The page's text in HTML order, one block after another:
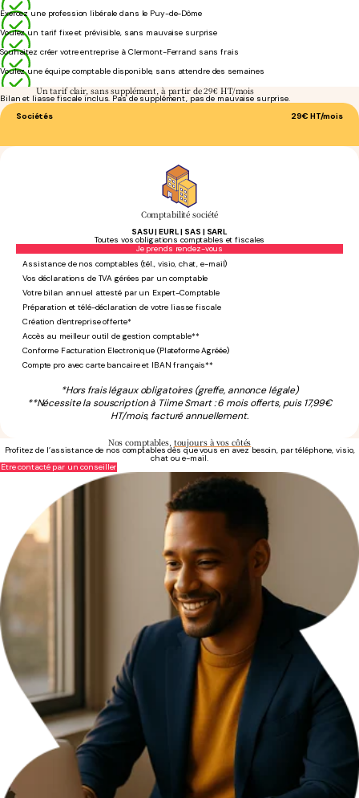
Exercez une profession libérale dans le Puy-de-Dôme
Voulez un tarif fixe et prévisible, sans mauvaise surprise
Souhaitez créer votre entreprise à Clermont-Ferrand sans frais
Voulez une équipe comptable disponible, sans attendre des semaines
Un tarif clair, sans supplément, à partir de 29€ HT/mois
Bilan et liasse fiscale inclus. Pas de supplément, pas de mauvaise surprise.
Sociétés
29€ HT/mois
Comptabilité société
SASU | EURL | SAS | SARL
Toutes vos obligations comptables et fiscales
Je prends rendez-vous
Sans engagement
Assistance de nos comptables (tél., visio, chat, e-mail)
Vos déclarations de TVA gérées par un comptable
Votre bilan annuel attesté par un Expert-Comptable
Préparation et télé-déclaration de votre liasse fiscale
Création d'entreprise offerte*
Accès au meilleur outil de gestion comptable**
Conforme Facturation Electronique (Plateforme Agréée)
Compte pro avec carte bancaire et IBAN français**
*Hors frais légaux obligatoires (greffe, annonce légale)
**Nécessite la souscription à Tiime Smart : 6 mois offerts, puis 17,99€
HT/mois, facturé annuellement.
Nos comptables, toujours à vos côtés
Profitez de l’assistance de nos comptables dès que vous en avez besoin, par téléphone, visio,
chat ou e-mail.
Être contacté par un conseiller